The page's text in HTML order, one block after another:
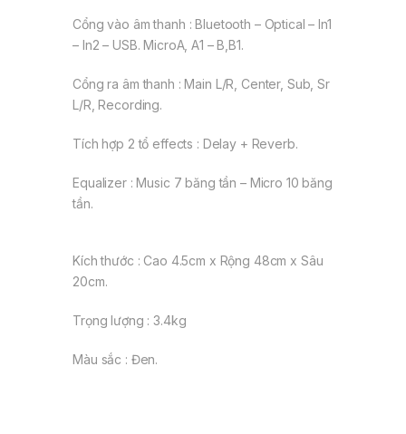
Cổng vào âm thanh : Bluetooth – Optical – In1
– In2 – USB. MicroA, A1 – B,B1.
Cổng ra âm thanh : Main L/R, Center, Sub, Sr
L/R, Recording.
Tích hợp 2 tổ effects : Delay + Reverb.
Equalizer : Music 7 băng tần – Micro 10 băng
tần.
Kích thước : Cao 4.5cm x Rộng 48cm x Sâu
20cm.
Trọng lượng : 3.4kg
Màu sắc : Đen.